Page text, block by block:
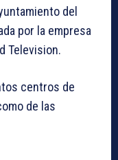
del
por la empresa
Television.
centros de
de las